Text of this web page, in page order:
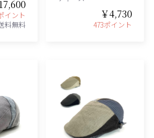
イント
料無料
￥4,730
473ポイント